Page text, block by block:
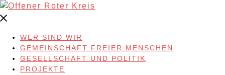
Skip
to
WER SIND WIR
GEMEINSCHAFT FREIER MENSCHEN
GESELLSCHAFT UND POLITIK
PROJEKTE